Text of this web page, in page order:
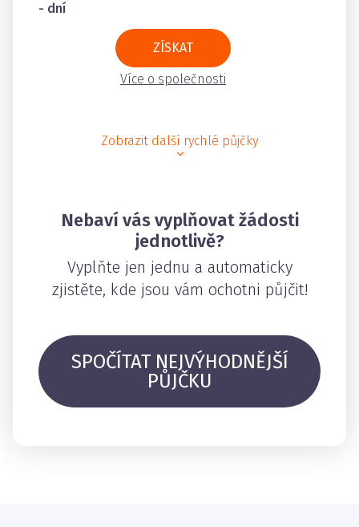
- dní
ZÍSKAT
Více o společnosti
Zobrazit další rychlé půjčky
Nebaví vás vyplňovat žádosti
jednotlivě?
Vyplňte jen jednu a automaticky
zjistěte, kde jsou vám ochotni půjčit!
SPOČÍTAT NEJVÝHODNĚJŠÍ
PŮJČKU